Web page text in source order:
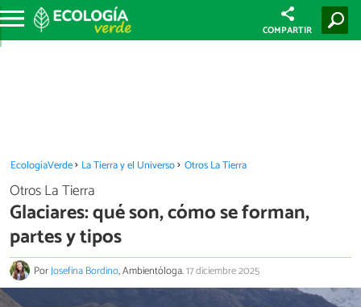
COMPARTIR
EcologíaVerde La Tierra y el Universo Otros La Tierra
Otros La Tierra
Glaciares: qué son, cómo se forman,
partes y tipos
PorJosefina Bordino, Ambientóloga.17 diciembre 2025